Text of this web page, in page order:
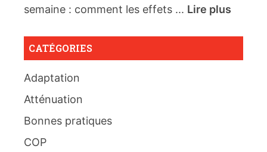
semaine : comment les effets ... Lire plus
CATÉGORIES
Adaptation
Atténuation
Bonnes pratiques
COP